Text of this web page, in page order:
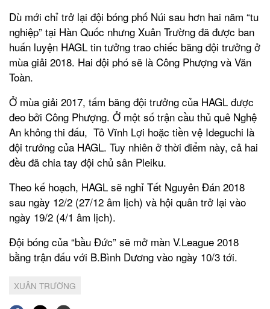
Dù mới chỉ trở lại đội bóng phố Núi sau hơn hai năm “tu
nghiệp” tại Hàn Quốc nhưng Xuân Trường đã được ban
huấn luyện HAGL tin tưởng trao chiếc băng đội trưởng ở
mùa giải 2018. Hai đội phó sẽ là Công Phượng và Văn
Toàn.
Ở mùa giải 2017, tấm băng đội trưởng của HAGL được
đeo bởi Công Phượng. Ở một số trận cầu thủ quê Nghệ
An không thi đấu, Tô Vĩnh Lợi hoặc tiền vệ Ideguchi là
đội trưởng của HAGL. Tuy nhiên ở thời điểm này, cả hai
đều đã chia tay đội chủ sân Pleiku.
Theo kế hoạch, HAGL sẽ nghỉ Tết Nguyên Đán 2018
sau ngày 12/2 (27/12 âm lịch) và hội quân trở lại vào
ngày 19/2 (4/1 âm lịch).
Đội bóng của “bầu Đức” sẽ mở màn V.League 2018
bằng trận đấu với B.Bình Dương vào ngày 10/3 tới.
XUÂN TRƯỜNG